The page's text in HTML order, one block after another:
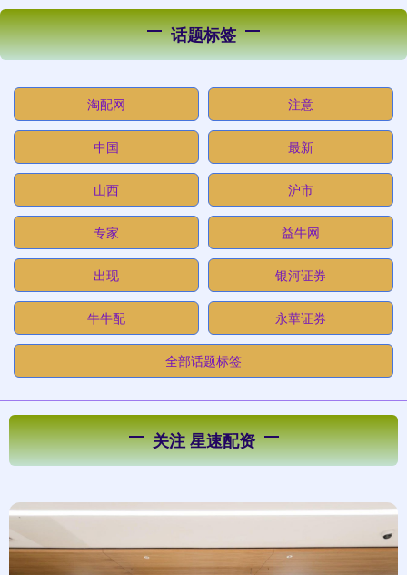
话题标签
淘配网 注意
中国 最新
山西 沪市
专家 益牛网
出现 银河证券
牛牛配 永華证券
全部话题标签
关注 星速配资